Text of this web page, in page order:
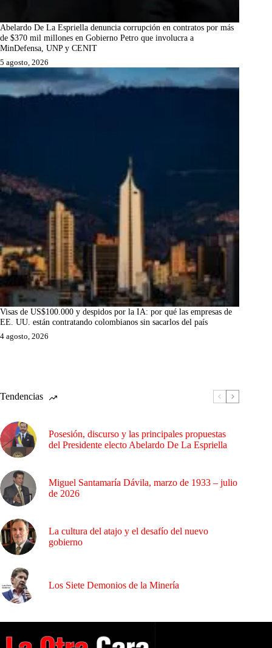
Abelardo De La Espriella denuncia corrupción en contratos por más
de $370 mil millones en Gobierno Petro que involucra a
MinDefensa, UNP y CENIT
5 agosto, 2026
Visas de US$100.000 y despidos por la IA: por qué las empresas de
EE. UU. están contratando colombianos sin sacarlos del país
4 agosto, 2026
Tendencias
Posesión, discurso y las principales propuestas
del Presidente electo Abelardo De La Espriella
Miguel Santamaría Dávila, marzo de 1933 – julio
de 2026
La cultura del atajo y el desafío del nuevo
gobierno
Los Siete Demonios de la Minería